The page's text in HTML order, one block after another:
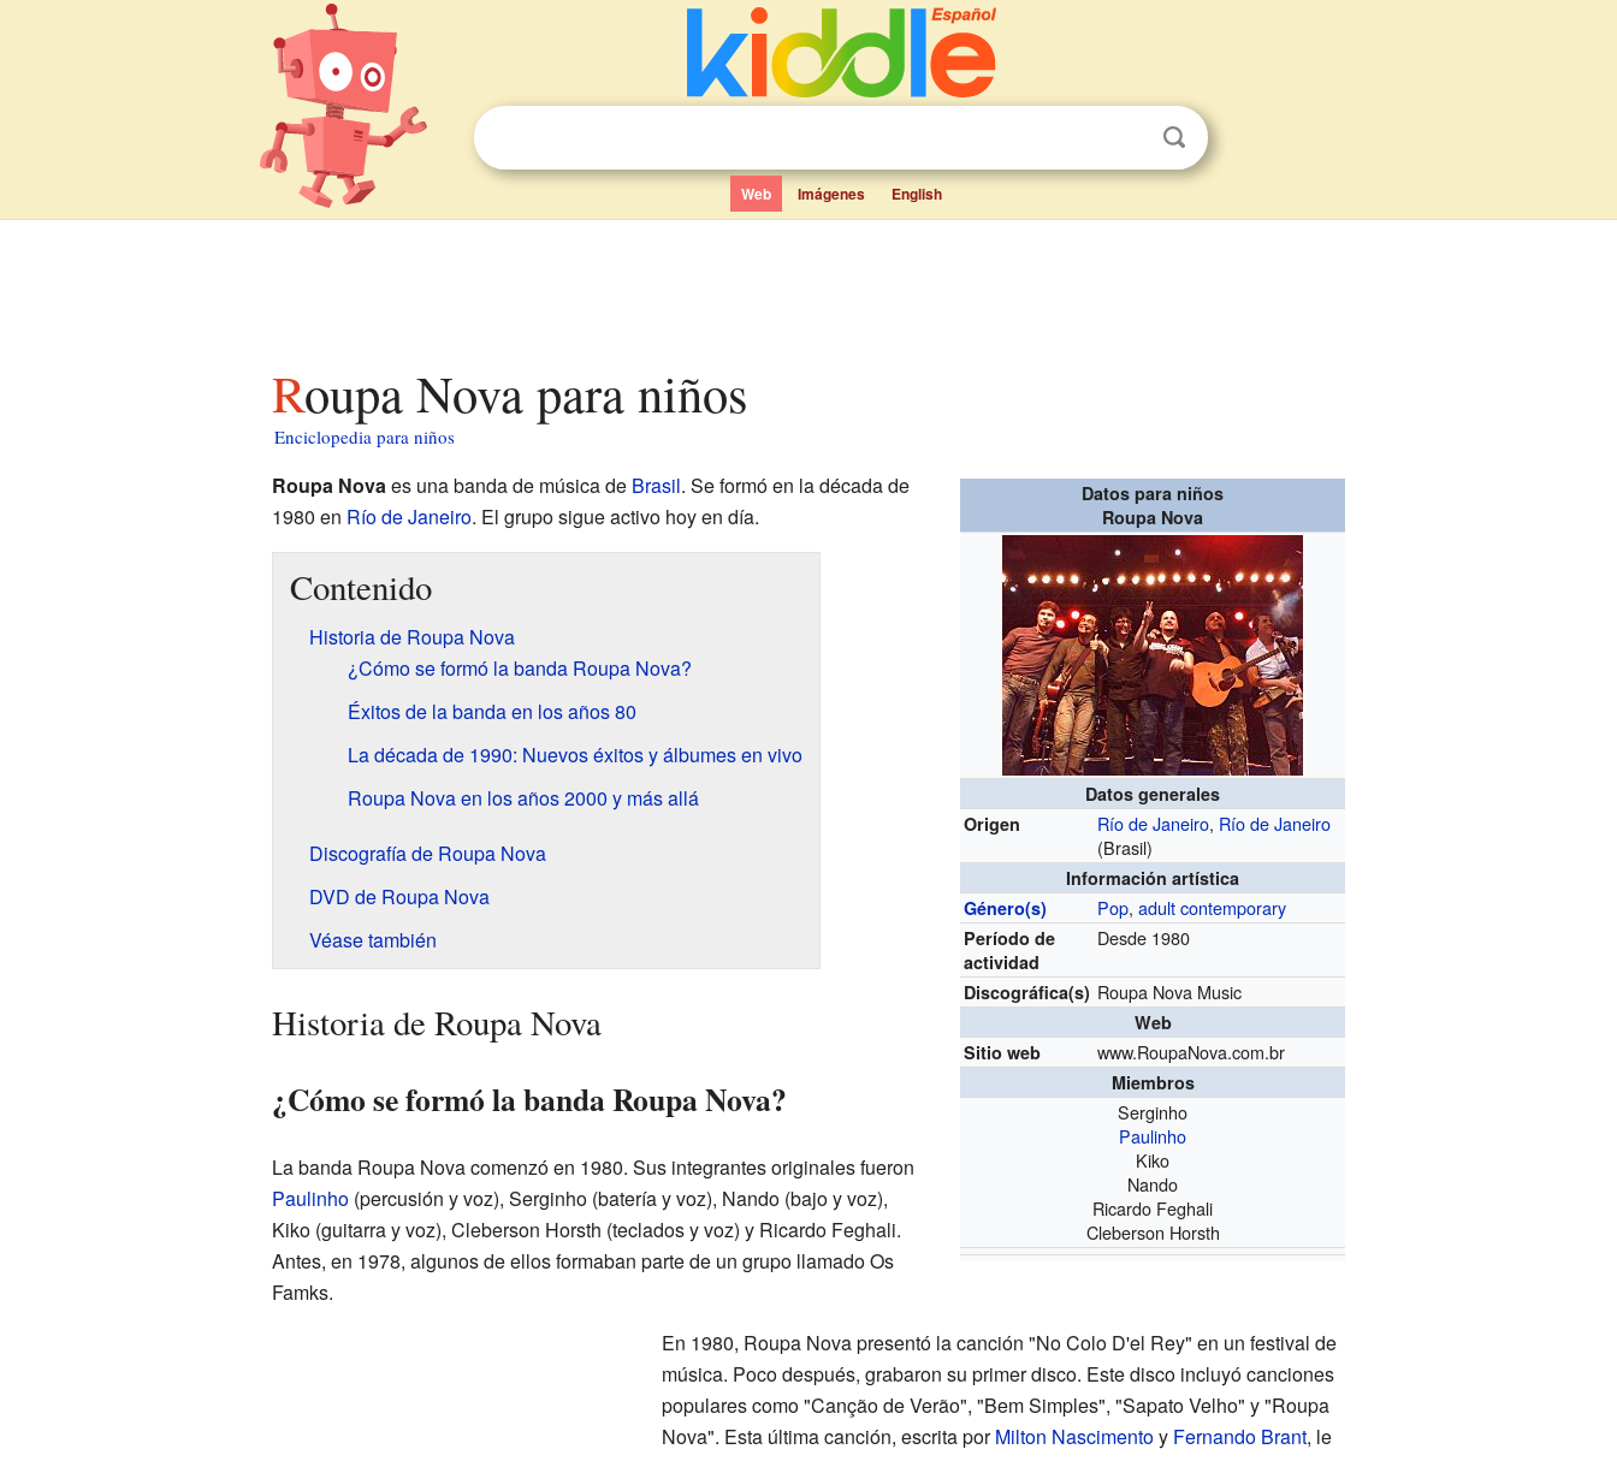
Web Imágenes English
Roupa Nova para niños
Enciclopedia para niños
Datos para niños
Roupa Nova
Datos generales
Origen
Río de Janeiro, Río de Janeiro
(Brasil)
Información artística
Género(s)
Pop,adult contemporary
Período de
actividad
Desde 1980
Discográfica(s) Roupa Nova Music
Web
Sitio web
www.RoupaNova.com.br
Miembros
Serginho
Paulinho
Kiko
Nando
Ricardo Feghali
Cleberson Horsth
Roupa Novaes una banda de música de Brasil. Se formó en la década de
1980 en Río de Janeiro. El grupo sigue activo hoy en día.
Contenido
Historia de Roupa Nova
¿Cómo se formó la banda Roupa Nova?
Éxitos de la banda en los años 80
La década de 1990: Nuevos éxitos y álbumes en vivo
Roupa Nova en los años 2000 y más allá
Discografía de Roupa Nova
DVD de Roupa Nova
Véase también
Historia de Roupa Nova
¿Cómo se formó la banda Roupa Nova?
La banda Roupa Nova comenzó en 1980. Sus integrantes originales fueron
Paulinho(percusión y voz), Serginho (batería y voz), Nando (bajo y voz),
Kiko (guitarra y voz), Cleberson Horsth (teclados y voz) y Ricardo Feghali.
Antes, en 1978, algunos de ellos formaban parte de un grupo llamado Os
Famks.
En 1980, Roupa Nova presentó la canción "No Colo D'el Rey" en un festival de
música. Poco después, grabaron su primer disco. Este disco incluyó canciones
populares como "Canção de Verão", "Bem Simples", "Sapato Velho" y "Roupa
Nova". Esta última canción, escrita porMilton Nascimentoy Fernando Brant, le